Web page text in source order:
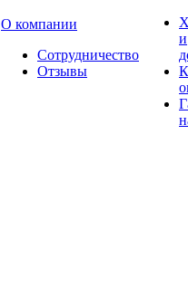
О компании
Сотрудничество
Отзывы
и